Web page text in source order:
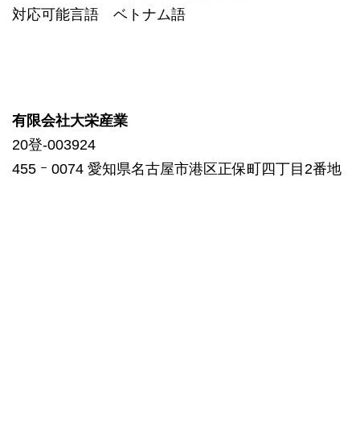
対応可能言語 ベトナム語
有限会社大栄産業
20登-003924
455 ｰ 0074 愛知県名古屋市港区正保町四丁目2番地